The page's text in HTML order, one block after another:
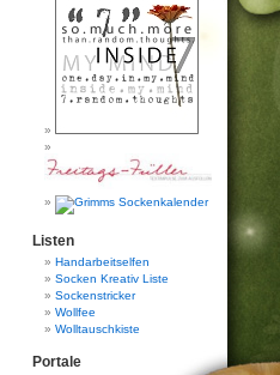
Listen
Handarbeitselfen
Socken Kreativ Liste
Sockenstricker
Wollfee
Wolltauschkiste
Portale